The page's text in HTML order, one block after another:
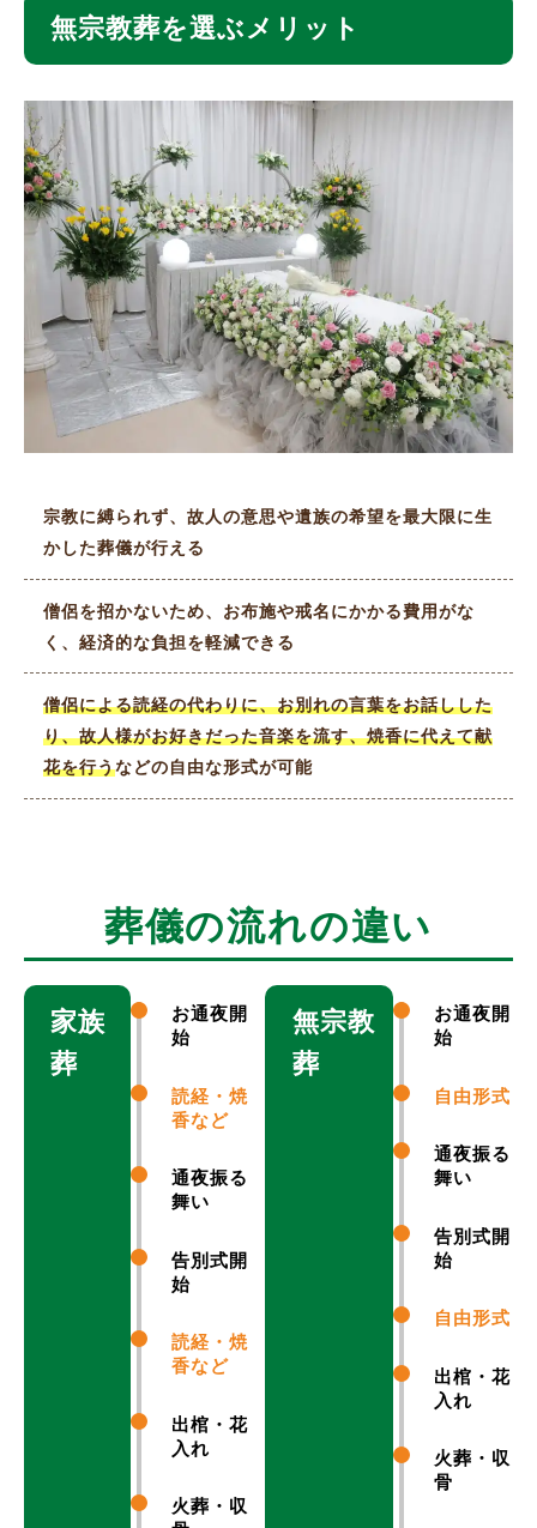
無宗教葬を選ぶメリット
宗教に縛られず、故人の意思や遺族の希望を最大限に生
かした葬儀が行える
僧侶を招かないため、お布施や戒名にかかる費用がな
く、経済的な負担を軽減できる
僧侶による読経の代わりに、お別れの言葉をお話しした
り、故人様がお好きだった音楽を流す、焼香に代えて献
花を行うなどの自由な形式が可能
葬儀の流れの違い
家族
葬
お通夜開
始
読経・焼
香など
通夜振る
舞い
告別式開
始
読経・焼
香など
出棺・花
入れ
火葬・収
無宗教
葬
お通夜開
始
自由形式
通夜振る
舞い
告別式開
始
自由形式
出棺・花
入れ
火葬・収
骨